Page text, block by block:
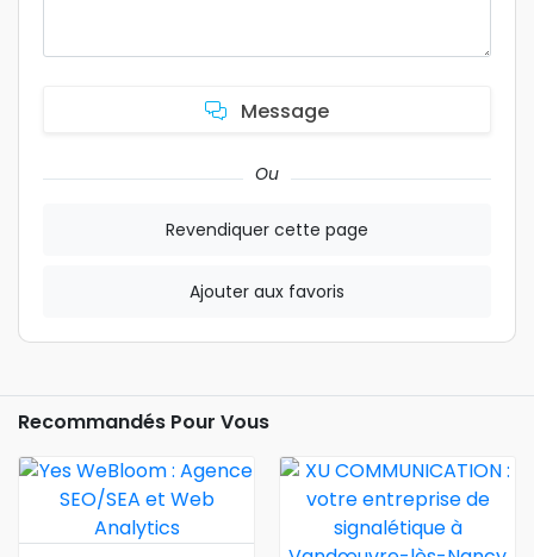
Message
Ou
Revendiquer cette page
Ajouter aux favoris
Recommandés Pour Vous